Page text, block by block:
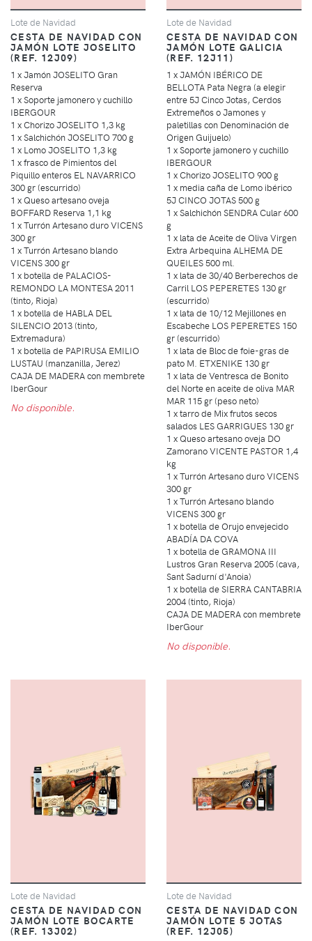
Lote de Navidad
CESTA DE NAVIDAD CON
JAMÓN LOTE JOSELITO
(REF. 12J09)
1 x Jamón JOSELITO Gran
Reserva
1 x Soporte jamonero y cuchillo
IBERGOUR
1 x Chorizo JOSELITO 1,3 kg
1 x Salchichón JOSELITO 700 g
1 x Lomo JOSELITO 1,3 kg
1 x frasco de Pimientos del
Piquillo enteros EL NAVARRICO
300 gr (escurrido)
1 x Queso artesano oveja
BOFFARD Reserva 1,1 kg
1 x Turrón Artesano duro VICENS
300 gr
1 x Turrón Artesano blando
VICENS 300 gr
1 x botella de PALACIOS-
REMONDO LA MONTESA 2011
(tinto, Rioja)
1 x botella de HABLA DEL
SILENCIO 2013 (tinto,
Extremadura)
1 x botella de PAPIRUSA EMILIO
LUSTAU (manzanilla, Jerez)
CAJA DE MADERA con membrete
IberGour
No disponible.
Lote de Navidad
CESTA DE NAVIDAD CON
JAMÓN LOTE GALICIA
(REF. 12J11)
1 x JAMÓN IBÉRICO DE
BELLOTA Pata Negra (a elegir
entre 5J Cinco Jotas, Cerdos
Extremeños o Jamones y
paletillas con Denominación de
Origen Guijuelo)
1 x Soporte jamonero y cuchillo
IBERGOUR
1 x Chorizo JOSELITO 900 g
1 x media caña de Lomo ibérico
5J CINCO JOTAS 500 g
1 x Salchichón SENDRA Cular 600
g
1 x lata de Aceite de Oliva Virgen
Extra Arbequina ALHEMA DE
QUEILES 500 ml.
1 x lata de 30/40 Berberechos de
Carril LOS PEPERETES 130 gr
(escurrido)
1 x lata de 10/12 Mejillones en
Escabeche LOS PEPERETES 150
gr (escurrido)
1 x lata de Bloc de foie-gras de
pato M. ETXENIKE 130 gr
1 x lata de Ventresca de Bonito
del Norte en aceite de oliva MAR
MAR 115 gr (peso neto)
1 x tarro de Mix frutos secos
salados LES GARRIGUES 130 gr
1 x Queso artesano oveja DO
Zamorano VICENTE PASTOR 1,4
kg
1 x Turrón Artesano duro VICENS
300 gr
1 x Turrón Artesano blando
VICENS 300 gr
1 x botella de Orujo envejecido
ABADÍA DA COVA
1 x botella de GRAMONA III
Lustros Gran Reserva 2005 (cava,
Sant Sadurní d'Anoia)
1 x botella de SIERRA CANTABRIA
2004 (tinto, Rioja)
CAJA DE MADERA con membrete
IberGour
No disponible.
Lote de Navidad
CESTA DE NAVIDAD CON
JAMÓN LOTE BOCARTE
(REF. 13J02)
Lote de Navidad
CESTA DE NAVIDAD CON
JAMÓN LOTE 5 JOTAS
(REF. 12J05)